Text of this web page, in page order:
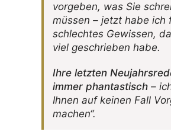
vorgeben, was Sie
müssen – jetzt habe ich
schlechtes Gewissen,
viel geschrieben habe.
Ihre letzten
immer phan­tas­tisch –
Ihnen auf keinen Fall
machen“.